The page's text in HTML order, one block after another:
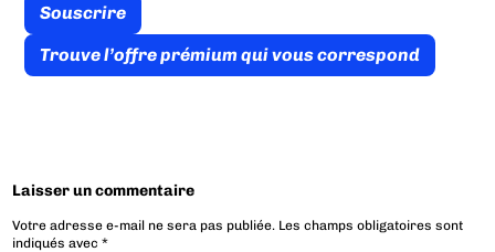
Souscrire
Trouve l’offre prémium qui vous correspond
Laisser un commentaire
Votre adresse e-mail ne sera pas publiée. Les champs obligatoires sont
indiqués avec*